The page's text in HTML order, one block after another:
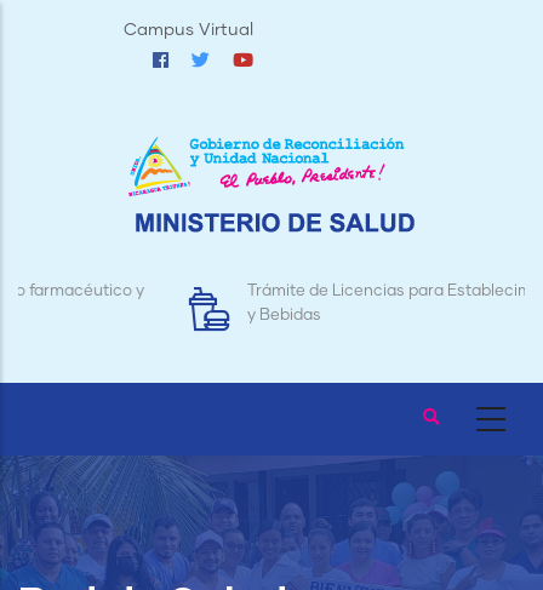
Campus Virtual
Trámite de Licencias para Establecimientos de Alimentos